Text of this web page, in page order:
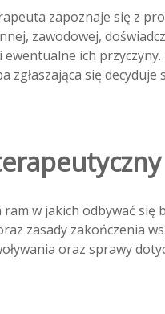
zapoznaje się z
zawodowej,
ich
się
w jakich odbywać
zasady zakończenia
oraz sprawy